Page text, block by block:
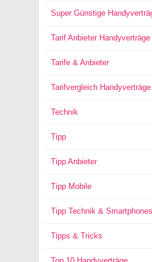
Super Günstige
Tarif Anbieter Handyverträge
Tarife & Anbieter
Tarifvergleich Handyverträge
Technik
Tipp
Tipp Anbieter
Tipp Mobile
Tipp Technik & Smartphones
Tipps & Tricks